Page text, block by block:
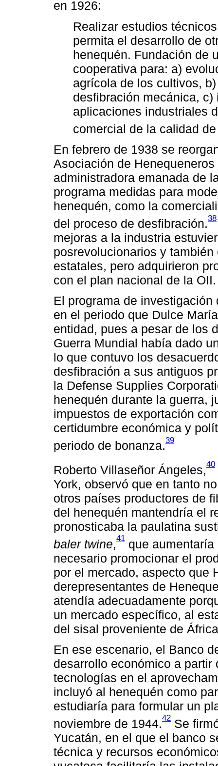
en 1926:
Realizar estudios
permita el desarrollo de
henequén. Fundación de
cooperativa para: a)
agrícola de los cultivos,
desfibración mecánica,
aplicaciones industriales
comercial de la calidad
En febrero de 1938 se
Asociación de
administradora emanada de
programa medidas para
henequén, como la
del proceso de desfibración.38
mejoras a la industria
posrevolucionarios y
estatales, pero adquirieron
con el plan nacional de la OII.
El programa de
en el periodo que Dulce
entidad, pues a pesar de los
Guerra Mundial había dado
lo que contuvo los
desfibración a sus antiguos
la Defense Supplies
henequén durante la guerra,
impuestos de exportación
certidumbre económica y
periodo de bonanza.39
Roberto Villaseñor Ángeles,40
York, observó que en tanto
otros países productores de
del henequén mantendría el
pronosticaba la paulatina
baler twine,41 que
necesario promocionar el
por el mercado, aspecto que
derepresentantes de
atendía adecuadamente
un mercado específico, al
del sisal proveniente de
En ese escenario, el Banco
desarrollo económico a
tecnologías en el
incluyó al henequén como
estudiaría para formular un
noviembre de 1944.42 Se
Yucatán, en el que el banco
técnica y recursos